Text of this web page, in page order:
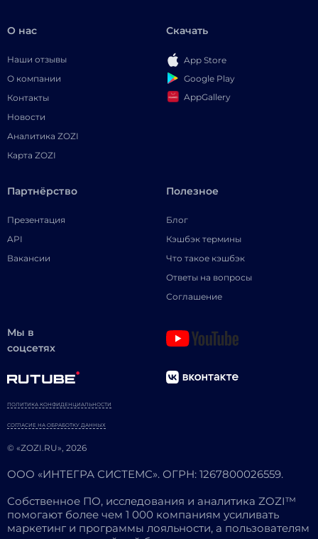
О нас
Наши отзывы
О компании
Контакты
Новости
Аналитика ZOZI
Карта ZOZI
Скачать
App Store
Google Play
AppGallery
Партнёрство
Презентация
API
Вакансии
Полезное
Блог
Кэшбэк термины
Что такое кэшбэк
Ответы на вопросы
Соглашение
Мы в
соцсетях
© «ZOZI.RU», 2026
ПОЛИТИКА КОНФИДЕНЦИАЛЬНОСТИ
СОГЛАСИЕ НА ОБРАБОТКУ ДАННЫХ
ООО «ИНТЕГРА СИСТЕМС». ОГРН: 1267800026559.
Собственное ПО, исследования и аналитика ZOZI™
помогают более чем 1 000 компаниям усиливать
маркетинг и программы лояльности, а пользователям